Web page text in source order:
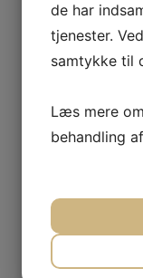
de har
tjenester.
samtykke til
Læs mere
behandling